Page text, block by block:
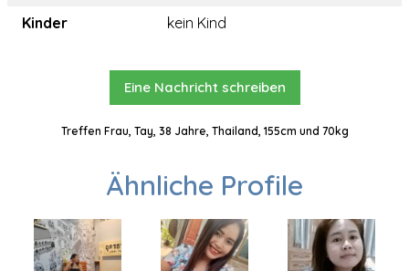
Kinder
kein Kind
Eine Nachricht schreiben
Treffen Frau, Tay, 38 Jahre, Thailand, 155cm und 70kg
Ähnliche Profile